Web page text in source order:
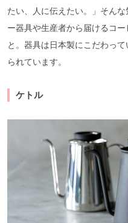
たい、人に伝えたい。」そん
ー器具や生産者から届けるコ
と。器具は日本製にこだわっ
られています。
ケトル